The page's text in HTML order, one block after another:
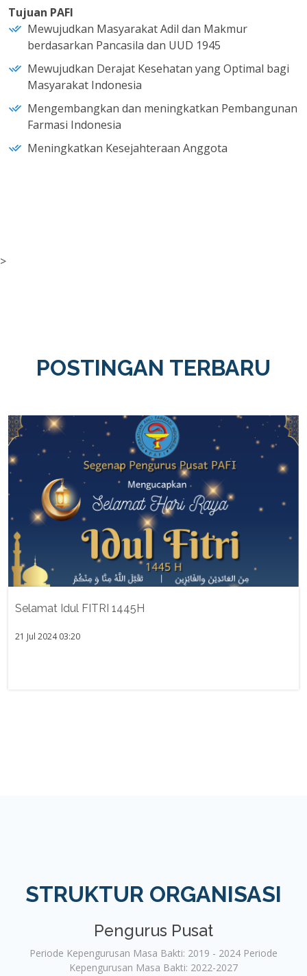
Tujuan PAFI
Mewujudkan Masyarakat Adil dan Makmur
berdasarkan Pancasila dan UUD 1945
Mewujudkan Derajat Kesehatan yang Optimal bagi
Masyarakat Indonesia
Mengembangkan dan meningkatkan Pembangunan
Farmasi Indonesia
Meningkatkan Kesejahteraan Anggota
>
POSTINGAN TERBARU
Selamat Idul FITRI 1445H
21 Jul 2024 03:20
STRUKTUR ORGANISASI
Pengurus Pusat
Periode Kepengurusan Masa Bakti: 2019 - 2024 Periode
Kepengurusan Masa Bakti: 2022-2027